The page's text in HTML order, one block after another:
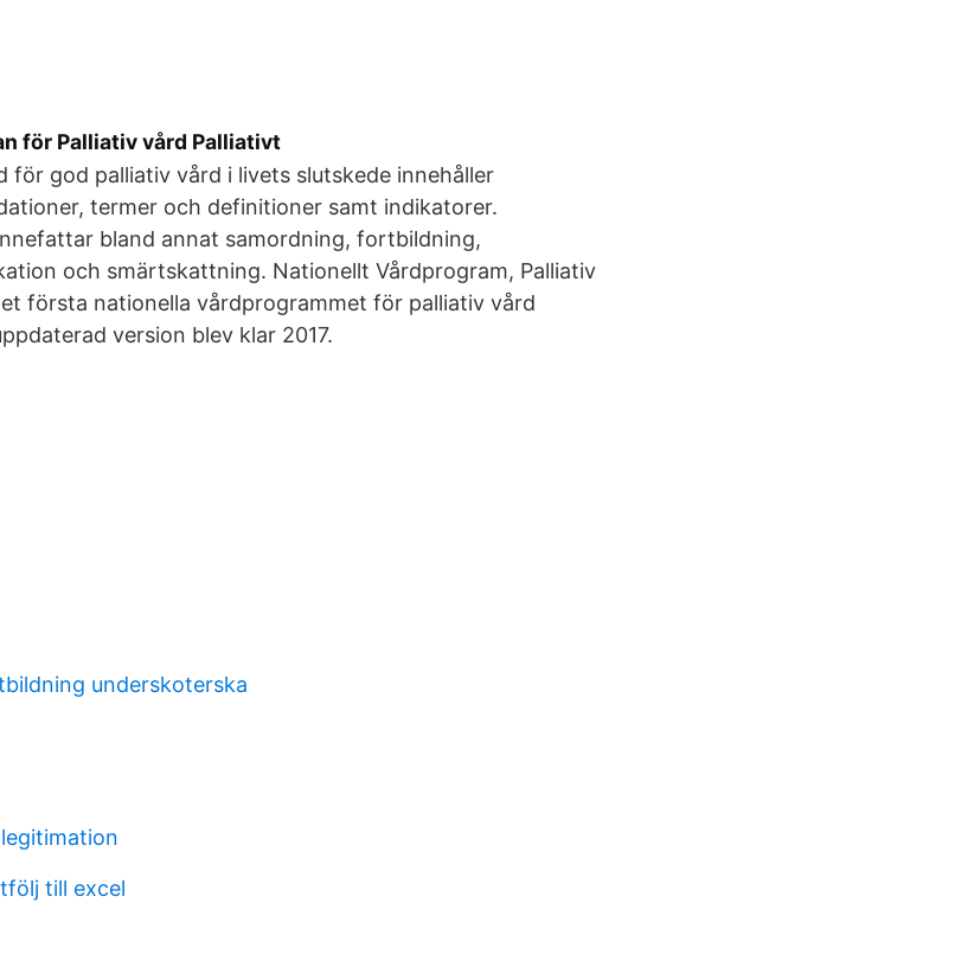
för Palliativ vård Palliativt
för god palliativ vård i livets slutskede innehåller
termer och definitioner samt indikatorer.
bland annat samordning, fortbildning,
och smärtskattning. Nationellt Vårdprogram, Palliativ
första nationella vårdprogrammet för palliativ vård
version blev klar 2017.
underskoterska
till excel